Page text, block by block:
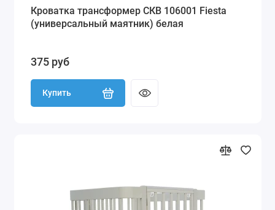
Кроватка трансформер СКВ 106001 Fiesta
(универсальный маятник) белая
375 руб
Купить